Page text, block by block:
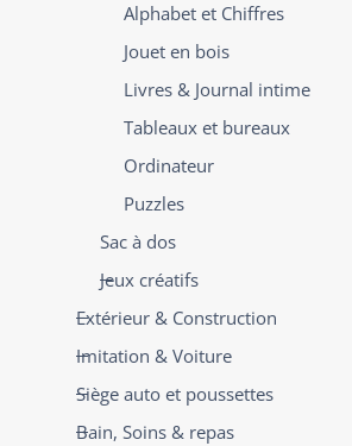
Alphabet et Chiffres
Jouet en bois
Livres & Journal intime
Tableaux et bureaux
Ordinateur
Puzzles
Sac à dos
Jeux créatifs
Extérieur & Construction
Imitation & Voiture
Siège auto et poussettes
Bain, Soins & repas